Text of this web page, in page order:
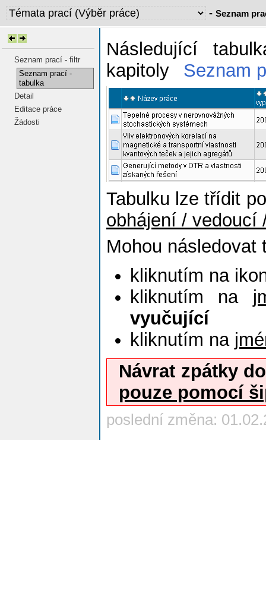
- Seznam
Seznam prací - filtr
Seznam prací -
tabulka
Detail
Editace práce
Žádosti
Následující
kapitoly
Seznam
Tabulku lze třídit
obhájení / vedoucí
Mohou následovat
kliknutím na
kliknutím na
vyučující
kliknutím na
Návrat zpátky
pouze pomocí
poslední změna: